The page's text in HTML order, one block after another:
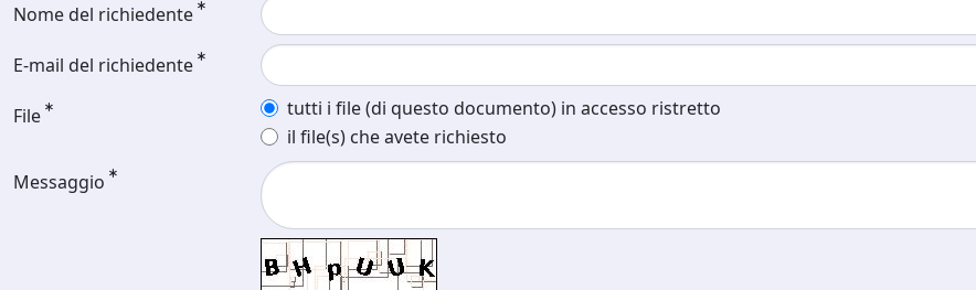
Nome del richiedente
E-mail del richiedente
File
tutti i file (di questo documento) in accesso ristretto
il file(s) che avete richiesto
Messaggio